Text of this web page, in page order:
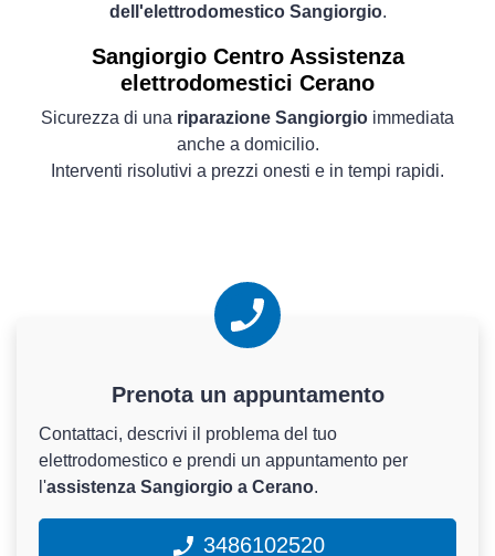
dell'elettrodomestico Sangiorgio.
Sangiorgio Centro Assistenza
elettrodomestici Cerano
Sicurezza di una riparazione Sangiorgio immediata
anche a domicilio.
Interventi risolutivi a prezzi onesti e in tempi rapidi.
Prenota un appuntamento
Contattaci, descrivi il problema del tuo
elettrodomestico e prendi un appuntamento per
l'assistenza Sangiorgio a Cerano.
3486102520